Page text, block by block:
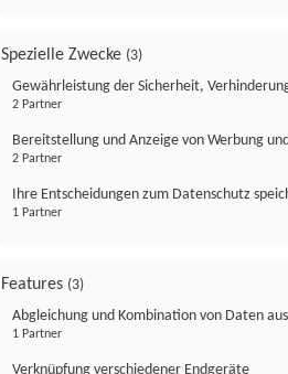
Spezielle Zwecke (3)
Gewährleistung der Sicherheit,
2 Partner
Bereitstellung und Anzeige von Werbung
2 Partner
Ihre Entscheidungen zum Datenschutz
1 Partner
Features (3)
Abgleichung und Kombination von Daten
1 Partner
Verknüpfung verschiedener Endgeräte